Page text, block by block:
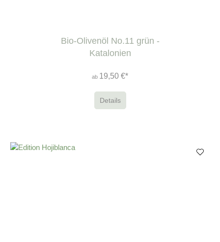
Bio-Olivenöl No.11 grün -
Katalonien
ab 19,50 €*
Details